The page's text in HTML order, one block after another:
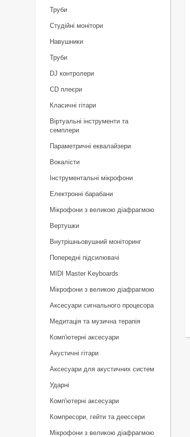
Труби
Студійні монітори
Навушники
Труби
DJ контролери
CD плеєри
Класичні гітари
Віртуальні інструменти та
семплери
Параметричні еквалайзери
Вокалісти
Інструментальні мікрофони
Електронні барабани
Мікрофони з великою діафрагмою
Вертушки
Внутрішньовушний моніторинг
Попередні підсилювачі
MIDI Master Keyboards
Мікрофони з великою діафрагмою
Аксесуари сигнального процесора
Медитація та музична терапія
Комп'ютерні аксесуари
Акустичні гітари
Аксесуари для акустичних систем
Ударні
Комп'ютерні аксесуари
Компресори, гейти та деессери
Мікрофони з великою діафрагмою